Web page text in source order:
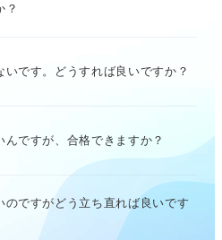
？
いです。どうすれば良いですか？
ですが、合格できますか？
のですがどう立ち直れば良いです